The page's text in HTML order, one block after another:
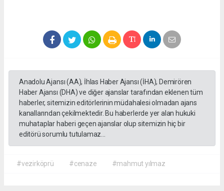
Anadolu Ajansı (AA), İhlas Haber Ajansı (İHA), Demirören
Haber Ajansı (DHA) ve diğer ajanslar tarafından eklenen tüm
haberler, sitemizin editörlerinin müdahalesi olmadan ajans
kanallarından çekilmektedir. Bu haberlerde yer alan hukuki
muhataplar haberi geçen ajanslar olup sitemizin hiç bir
editörü sorumlu tutulamaz...
#vezirköprü #cenaze #mahmut yılmaz